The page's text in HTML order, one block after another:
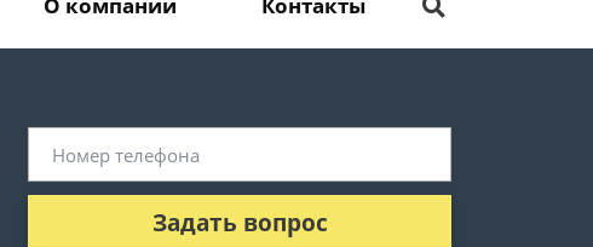
Задать вопрос